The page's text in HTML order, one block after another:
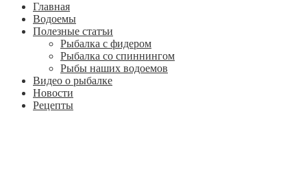
Главная
Водоемы
Полезные статъи
Рыбалка с фидером
Рыбалка со спиннингом
Рыбы наших водоемов
Видео о рыбалке
Новости
Рецепты